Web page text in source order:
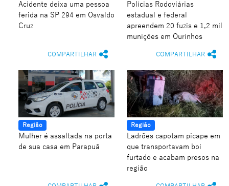
Acidente deixa uma pessoa
ferida na SP 294 em Osvaldo
Cruz
COMPARTILHAR
Polícias Rodoviárias
estadual e federal
apreendem 20 fuzis e 1,2 mil
munições em Ourinhos
COMPARTILHAR
Região
Mulher é assaltada na porta
de sua casa em Parapuã
Região
Ladrões capotam picape em
que transportavam boi
furtado e acabam presos na
região